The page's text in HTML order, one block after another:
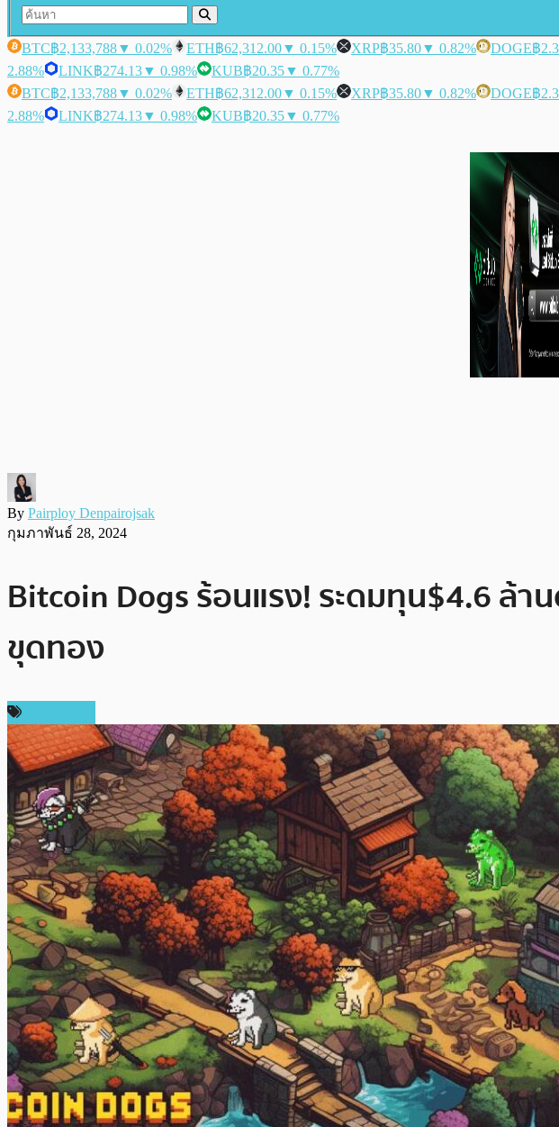
BTC฿2,133,788▼ 0.02% ETH฿62,312.00▼ 0.15% XRP฿35.80▼ 0.82% DOGE฿
2.88%
LINK฿274.13▼ 0.98% KUB฿20.35▼ 0.77%
BTC฿2,133,788▼ 0.02% ETH฿62,312.00▼ 0.15% XRP฿35.80▼ 0.82% DOGE฿
2.88%
LINK฿274.13▼ 0.98% KUB฿20.35▼ 0.77%
By Pairploy Denpairojsak
กุมภาพันธ์ 28, 2024
Bitcoin Dogs ร้อนแรง! ระดมทุน$4.6 ล้า
ขุดทอง